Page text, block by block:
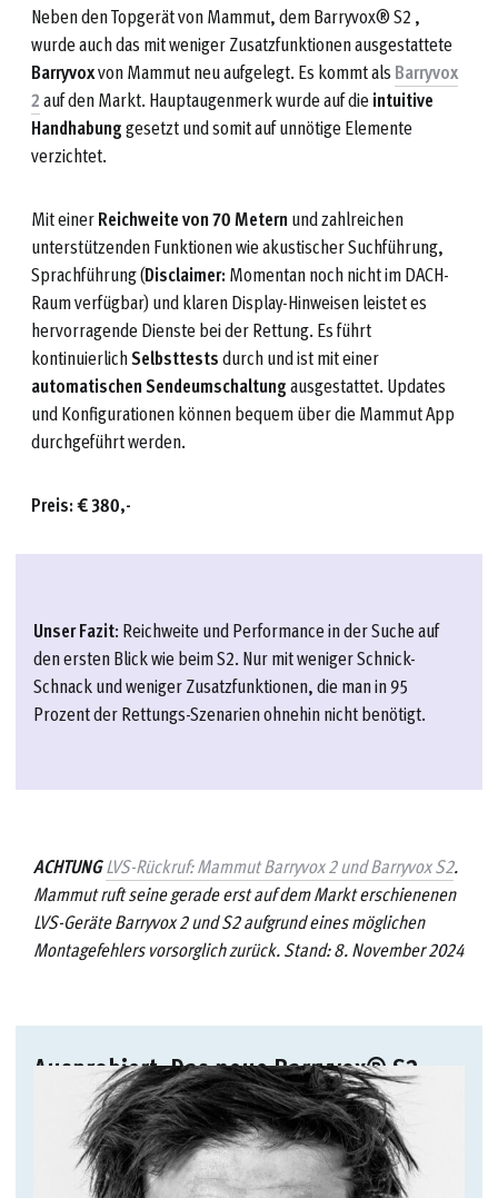
Neben den Topgerät von Mammut, dem Barryvox® S2 ,
wurde auch das mit weniger Zusatzfunktionen ausgestattete
Barryvoxvon Mammut neu aufgelegt. Es kommt als Barryvox
2auf den Markt. Hauptaugenmerk wurde auf dieintuitive
Handhabunggesetzt und somit auf unnötige Elemente
verzichtet.
Mit einerReichweite von 70 Metern und zahlreichen
unterstützenden Funktionen wie akustischer Suchführung,
Sprachführung (Disclaimer: Momentan noch nicht im DACH-
Raum verfügbar) und klaren Display-Hinweisen leistet es
hervorragende Dienste bei der Rettung. Es führt
kontinuierlichSelbsttestsdurch und ist mit einer
automatischen Sendeumschaltungausgestattet. Updates
und Konfigurationen können bequem über die Mammut App
durchgeführt werden.
Preis: € 380,-
UnserFazit: Reichweite und Performance in der Suche auf
den ersten Blick wie beim S2. Nur mit weniger Schnick-
Schnack und weniger Zusatzfunktionen, die man in 95
Prozent der Rettungs-Szenarien ohnehin nicht benötigt.
ACHTUNGLVS-Rückruf: Mammut Barryvox 2 und Barryvox S2.
Mammut ruft seine gerade erst auf dem Markt erschienenen
LVS-Geräte Barryvox 2 und S2 aufgrund eines möglichen
Montagefehlers vorsorglich zurück. Stand: 8. November 2024
Ausprobiert: Das neue Barryvox® S2